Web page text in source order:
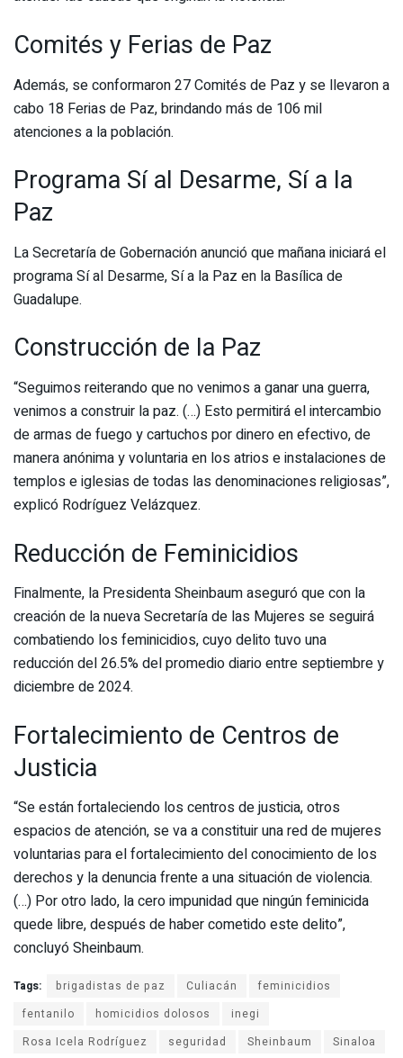
Comités y Ferias de Paz
Además, se conformaron 27 Comités de Paz y se llevaron a
cabo 18 Ferias de Paz, brindando más de 106 mil
atenciones a la población.
Programa Sí al Desarme, Sí a la
Paz
La Secretaría de Gobernación anunció que mañana iniciará el
programa Sí al Desarme, Sí a la Paz en la Basílica de
Guadalupe.
Construcción de la Paz
“Seguimos reiterando que no venimos a ganar una guerra,
venimos a construir la paz. (…) Esto permitirá el intercambio
de armas de fuego y cartuchos por dinero en efectivo, de
manera anónima y voluntaria en los atrios e instalaciones de
templos e iglesias de todas las denominaciones religiosas”,
explicó Rodríguez Velázquez.
Reducción de Feminicidios
Finalmente, la Presidenta Sheinbaum aseguró que con la
creación de la nueva Secretaría de las Mujeres se seguirá
combatiendo los feminicidios, cuyo delito tuvo una
reducción del 26.5% del promedio diario entre septiembre y
diciembre de 2024.
Fortalecimiento de Centros de
Justicia
“Se están fortaleciendo los centros de justicia, otros
espacios de atención, se va a constituir una red de mujeres
voluntarias para el fortalecimiento del conocimiento de los
derechos y la denuncia frente a una situación de violencia.
(…) Por otro lado, la cero impunidad que ningún feminicida
quede libre, después de haber cometido este delito”,
concluyó Sheinbaum.
Tags: brigadistas de paz Culiacán
feminicidios
fentanilo
homicidios dolosos
inegi
Rosa Icela Rodríguez
seguridad Sheinbaum Sinaloa